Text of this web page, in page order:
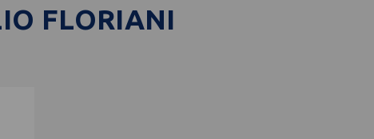
FLORIANI